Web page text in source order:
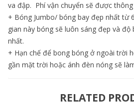
va đập. Phí vận chuyển sẽ được
+ Bóng Jumbo/ bóng bay đẹp nhất từ
gian này bóng sẽ luôn sáng đẹp và
nhất.
+ Hạn chế để bong bóng ở ngoài trời
gần mặt trời hoặc ánh đèn nóng sẽ
RELATED